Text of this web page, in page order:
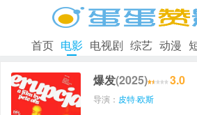
首页 电影 电视剧 综艺 动漫
爆发(2025) 3.0
导演： 皮特·欧斯